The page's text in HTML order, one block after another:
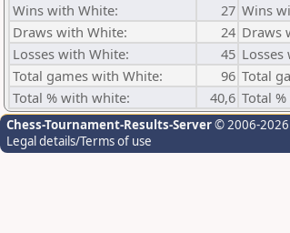
Wins with White:
27 Wins
Draws with White:
24 Draws
Losses with White:
45 Losses
Total games with White:
96 Total
Total % with white:
40,6 Total
Chess-Tournament-Results-Server© 2006-
Legal details/Terms of use